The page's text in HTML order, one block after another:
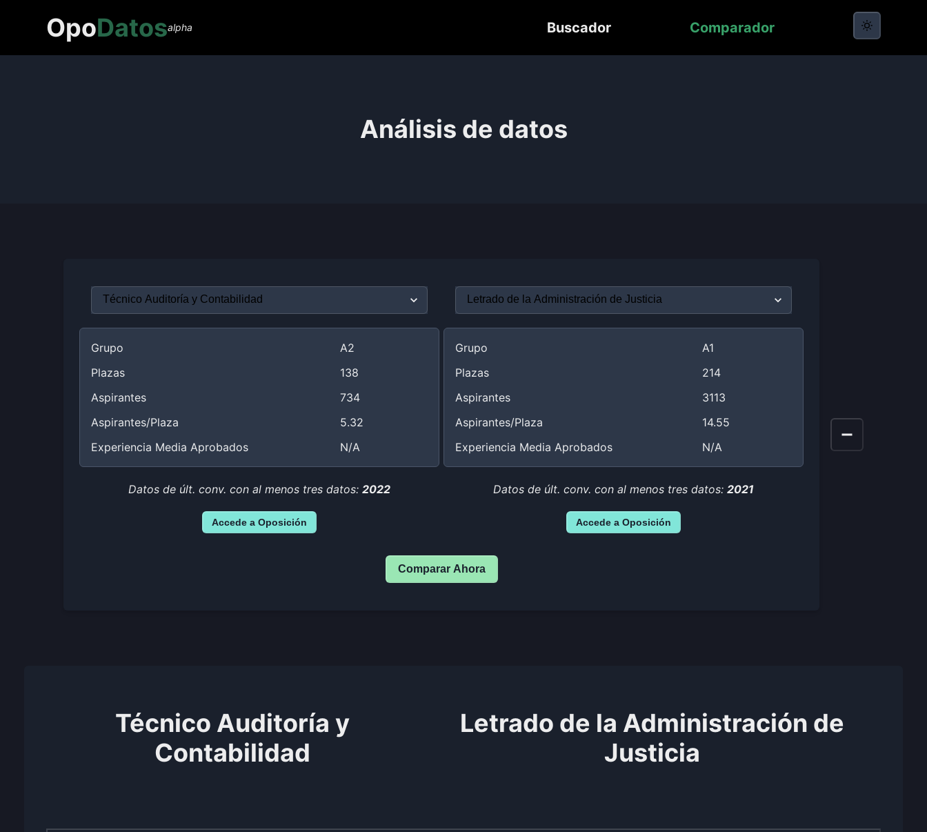
OpoDatosalpha Buscador Comparador
Análisis de datos
Grupo
A2
Plazas
138
Aspirantes
734
Aspirantes/Plaza
5.32
Experiencia Media Aprobados
N/A
Datos de últ. conv. con al menos tres datos: 2022
Accede a Oposición
Grupo
A1
Plazas
214
Aspirantes
3113
Aspirantes/Plaza
14.55
Experiencia Media Aprobados
N/A
Datos de últ. conv. con al menos tres datos: 2021
Accede a Oposición
Comparar Ahora
Técnico Auditoría y
Contabilidad
Letrado de la Administración de
Justicia